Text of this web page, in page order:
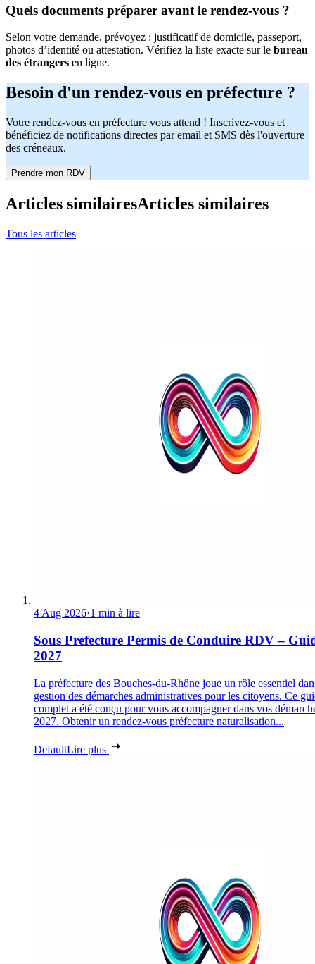
Quels documents préparer avant le rendez-vous ?
Selon votre demande, prévoyez : justificatif de domicile, passeport,
photos d’identité ou attestation. Vérifiez la liste exacte sur le bureau
des étrangers en ligne.
Besoin d'un rendez-vous en préfecture ?
Votre rendez-vous en préfecture vous attend ! Inscrivez-vous et
bénéficiez de notifications directes par email et SMS dès l'ouverture
des créneaux.
Prendre mon RDV
Articles similairesArticles similaires
Tous les articles
4 Aug 2026·1 min à lire
Sous Prefecture Permis de Conduire RDV –
2027
La préfecture des Bouches-du-Rhône joue un rôle essentiel
gestion des démarches administratives pour les citoyens. Ce
complet a été conçu pour vous accompagner dans vos
2027. Obtenir un rendez-vous préfecture naturalisation...
DefaultLire plus